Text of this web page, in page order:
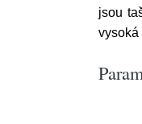
jsou
vysoká